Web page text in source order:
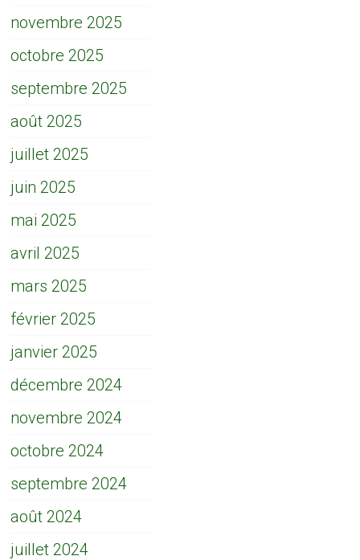
novembre 2025
octobre 2025
septembre 2025
août 2025
juillet 2025
juin 2025
mai 2025
avril 2025
mars 2025
février 2025
janvier 2025
décembre 2024
novembre 2024
octobre 2024
septembre 2024
août 2024
juillet 2024